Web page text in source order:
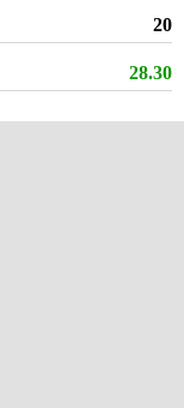
20
28.30